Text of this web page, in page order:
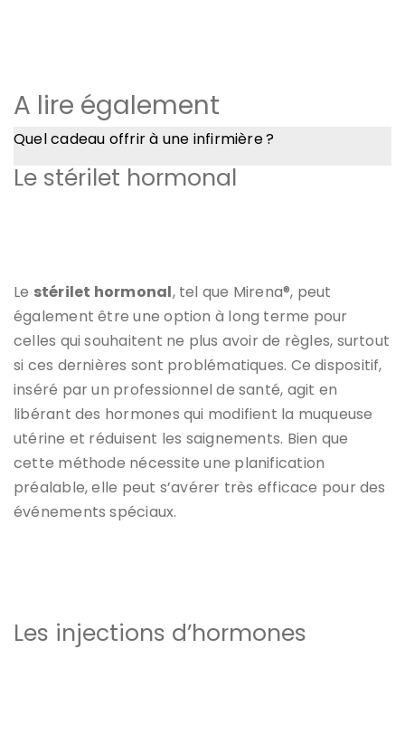
A lire également
Quel cadeau offrir à une infirmière ?
Le stérilet hormonal
Le stérilet hormonal, tel que Mirena®, peut
également être une option à long terme pour
celles qui souhaitent ne plus avoir de règles, surtout
si ces dernières sont problématiques. Ce dispositif,
inséré par un professionnel de santé, agit en
libérant des hormones qui modifient la muqueuse
utérine et réduisent les saignements. Bien que
cette méthode nécessite une planification
préalable, elle peut s’avérer très efficace pour des
événements spéciaux.
Les injections d’hormones